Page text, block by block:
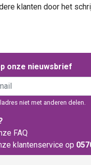
klanten door het
onze nieuwsbrief
niet met anderen delen.
FAQ
klantenservice op